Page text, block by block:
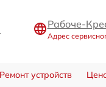
Рабоче-
Адрес
устройств